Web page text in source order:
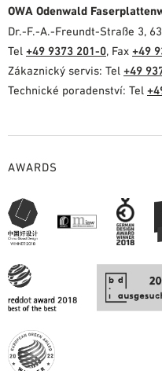
OWA Odenwald
Dr.-F.-A.-Freundt-Straße 3,
Tel +49 9373 201-0, Fax +49
Zákaznický servis: Tel +49
Technické poradenství: Tel
AWARDS